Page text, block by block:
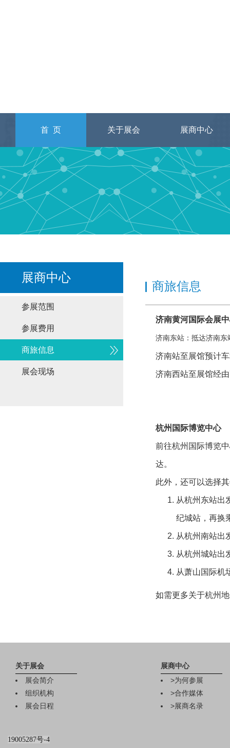
首 页 关于展会 展商中心
展商中心
参展范围
参展费用
商旅信息
展会现场
商旅信息
济南黄河国际会展
济南东站：抵达济南
济南站至展馆预计
济南西站至展馆经
杭州国际博览中心
前往杭州国际博览
达。
此外，还可以选择
从杭州东站出
纪城站，再换
从杭州南站出
从杭州城站出
从萧山国际机
如需更多关于杭州
关于展会
展会简介
组织机构
展会日程
展商中心
>为何参展
>合作媒体
>展商名录
19005287号-4